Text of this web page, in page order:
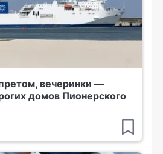
вечеринки —
домов Пионерского